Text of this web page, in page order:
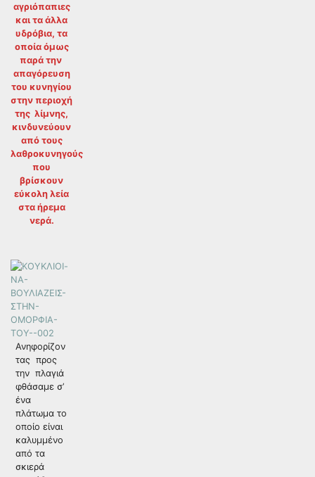
αγριόπαπιες
και τα άλλα
υδρόβια, τα
οποία όμως
παρά την
απαγόρευση
του κυνηγίου
στην περιοχή
της λίμνης,
κινδυνεύουν
από τους
λαθροκυνηγούς
που
βρίσκουν
εύκολη λεία
στα ήρεμα
νερά.
Ανηφορίζον
τας προς
την πλαγιά
φθάσαμε σ’
ένα
πλάτωμα το
οποίο είναι
καλυμμένο
από τα
σκιερά